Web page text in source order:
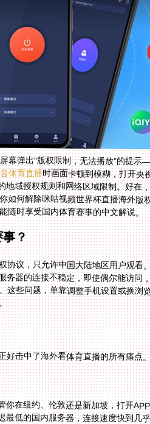
幕弹出“版权限制，无法播放”的提
体育直播时画面卡顿到模糊，打开央
世预赛也显示“您所在地区无访问权限”，这些问题的根源，都是版权方的地域授权规则
如何解除咪咕视频世界杯直播海外版
随时享受国内体育赛事的中文解说。
？
协议，只允许中国大陆地区用户观看
务器的连接不稳定，即使偶尔能访问
这些问题，单靠调整手机设置或换浏
好击中了海外看体育直播的所有痛点
在纽约、伦敦还是新加坡，打开
迟最低的国内服务器，连接速度快到几
后，几秒钟就能连上，打开咪咕视频直接